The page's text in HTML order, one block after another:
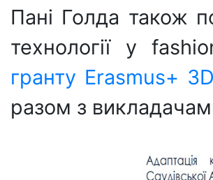
Пані Голда також
технології у
гранту Erasmus+
разом з